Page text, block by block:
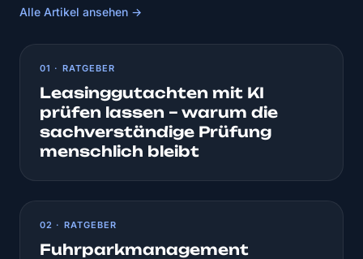
Alle Artikel ansehen →
01 · RATGEBER
Leasinggutachten mit KI
prüfen lassen – warum die
sachverständige Prüfung
menschlich bleibt
02 · RATGEBER
Fuhrparkmanagement